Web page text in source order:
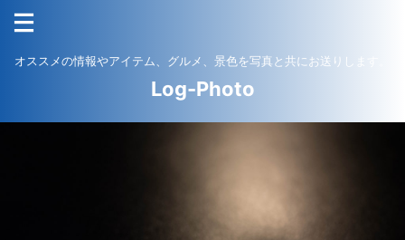
オススメの情報やアイテム、グルメ、景色を写真と共にお送りします。
Log-Photo